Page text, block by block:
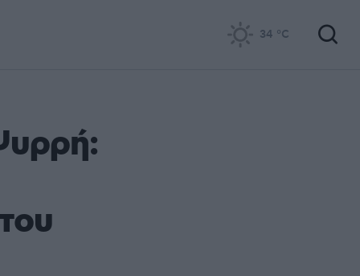
34 °C